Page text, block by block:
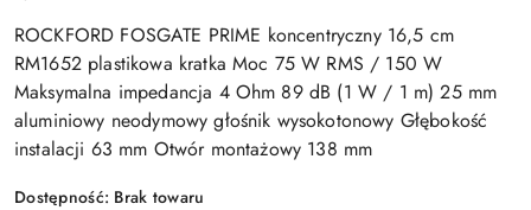
ROCKFORD FOSGATE PRIME koncentryczny 16,5 cm
RM1652 plastikowa kratka Moc 75 W RMS / 150 W
Maksymalna impedancja 4 Ohm 89 dB (1 W / 1 m) 25 mm
aluminiowy neodymowy głośnik wysokotonowy Głębokość
instalacji 63 mm Otwór montażowy 138 mm
Dostępność: Brak towaru